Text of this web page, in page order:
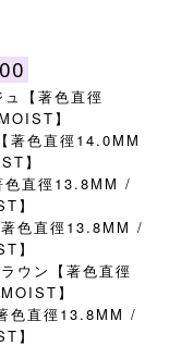
【著色直徑
】
【著色直徑 14.0MM
】
色直徑 13.8MM /
】
著色直徑13.8MM /
】
ウン 【著色直徑
】
色直徑 13.8MM /
】